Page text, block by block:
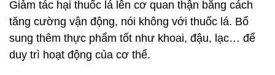
Giảm tác hại thuốc lá lên cơ quan thận bằng cách
tăng cường vận động, nói không với thuốc lá. Bổ
sung thêm thực phẩm tốt như khoai, đậu, lạc… để
duy trì hoạt động của cơ thể.